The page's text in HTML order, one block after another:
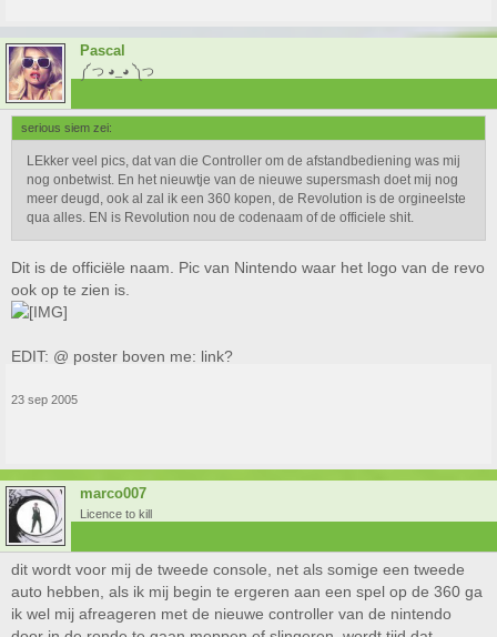
Pascal
༼ つ ◕_◕ ༽つ
serious siem zei:
LEkker veel pics, dat van die Controller om de afstandbediening was mij
nog onbetwist. En het nieuwtje van de nieuwe supersmash doet mij nog
meer deugd, ook al zal ik een 360 kopen, de Revolution is de orgineelste
qua alles. EN is Revolution nou de codenaam of de officiele shit.
Dit is de officiële naam. Pic van Nintendo waar het logo van de revo
ook op te zien is.
EDIT: @ poster boven me: link?
23 sep 2005
marco007
Licence to kill
dit wordt voor mij de tweede console, net als somige een tweede
auto hebben, als ik mij begin te ergeren aan een spel op de 360 ga
ik wel mij afreageren met de nieuwe controller van de nintendo